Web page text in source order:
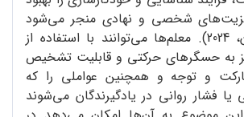
شخصی و نهادی منجر می‌شود
(کامرو و همکاران، 2024). معلم‌ها می‌توانند با استفاده از
به حسگرهای حرکتی و قابلیت تشخیص
و توجه و همچنین عواملی را که
فشار روانی در یادگیرندگان می‌شوند